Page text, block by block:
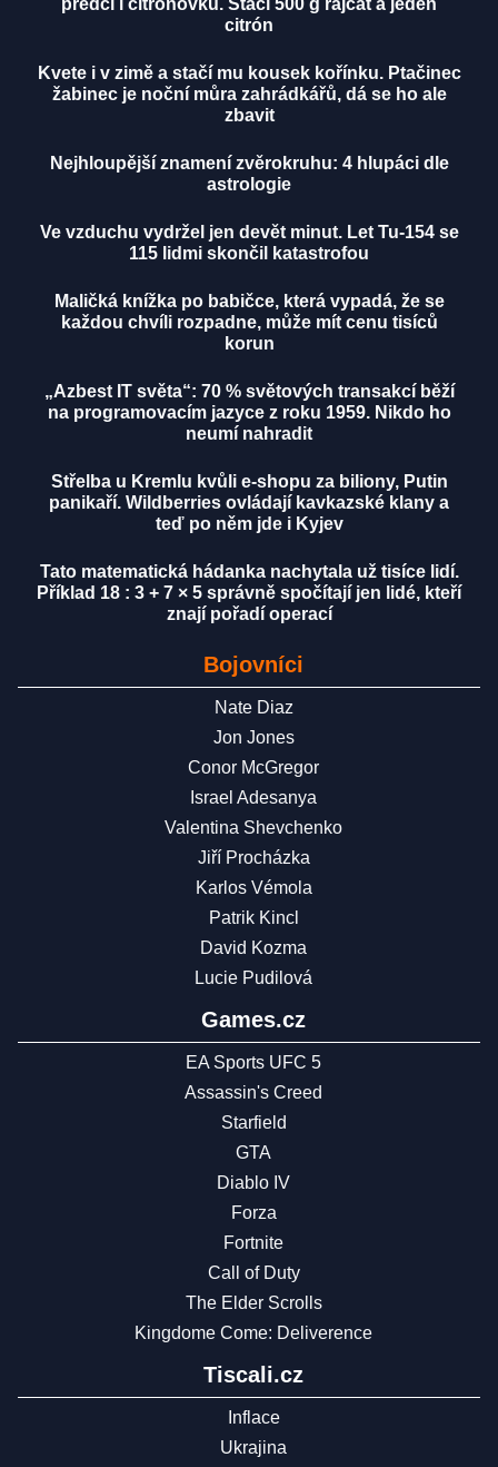
předčí i citrónovku. Stačí 500 g rajčat a jeden
citrón
Kvete i v zimě a stačí mu kousek kořínku. Ptačinec
žabinec je noční můra zahrádkářů, dá se ho ale
zbavit
Nejhloupější znamení zvěrokruhu: 4 hlupáci dle
astrologie
Ve vzduchu vydržel jen devět minut. Let Tu-154 se
115 lidmi skončil katastrofou
Maličká knížka po babičce, která vypadá, že se
každou chvíli rozpadne, může mít cenu tisíců
korun
„Azbest IT světa“: 70 % světových transakcí běží
na programovacím jazyce z roku 1959. Nikdo ho
neumí nahradit
Střelba u Kremlu kvůli e-shopu za biliony, Putin
panikaří. Wildberries ovládají kavkazské klany a
teď po něm jde i Kyjev
Tato matematická hádanka nachytala už tisíce lidí.
Příklad 18 : 3 + 7 × 5 správně spočítají jen lidé, kteří
znají pořadí operací
Bojovníci
Nate Diaz
Jon Jones
Conor McGregor
Israel Adesanya
Valentina Shevchenko
Jiří Procházka
Karlos Vémola
Patrik Kincl
David Kozma
Lucie Pudilová
Games.cz
EA Sports UFC 5
Assassin's Creed
Starfield
GTA
Diablo IV
Forza
Fortnite
Call of Duty
The Elder Scrolls
Kingdome Come: Deliverence
Tiscali.cz
Inflace
Ukrajina